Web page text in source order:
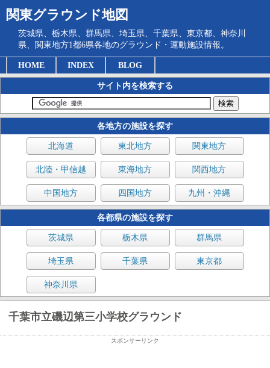
関東グラウンド地図
茨城県、栃木県、群馬県、埼玉県、千葉県、東京都、神奈川
県、関東地方1都6県各地のグラウンド・運動施設情報。
HOME INDEX BLOG
サイト内を検索する
各地方の施設を探す
北海道 東北地方 関東地方
北陸・甲信越 東海地方 関西地方
中国地方 四国地方 九州・沖縄
各都県の施設を探す
茨城県 栃木県 群馬県
埼玉県 千葉県 東京都
神奈川県
千葉市立磯辺第三小学校グラウンド
スポンサーリンク